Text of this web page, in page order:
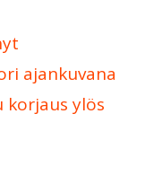
ajankuvana
ylös